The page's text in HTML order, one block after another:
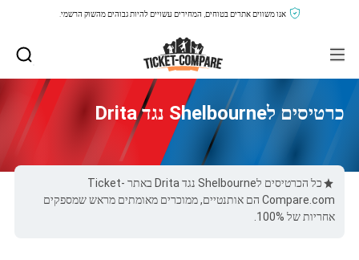
אנו משווים אתרים בטוחים, המחירים עשויים להיות גבוהים מהשוק הרשמי.
כרטיסים לShelbourne נגד Drita
כל הכרטיסים לShelbourne נגד Drita באתר Ticket-
Compare.com הם אותנטיים, ממוכרים מאומתים מראש שמספקים
אחריות של 100%.